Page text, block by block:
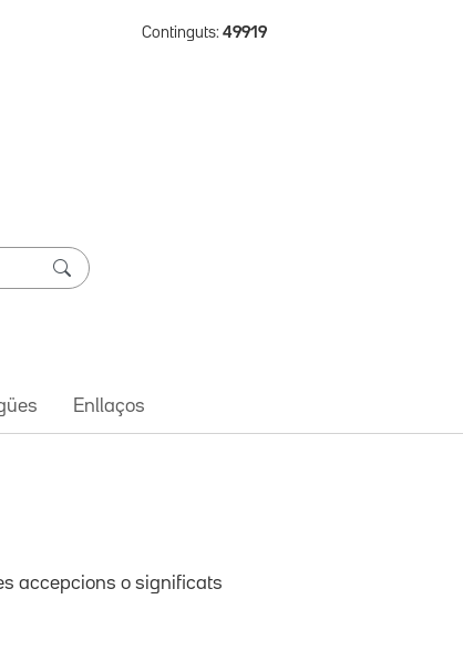
Continguts: 49919
Enllaços
accepcions o significats